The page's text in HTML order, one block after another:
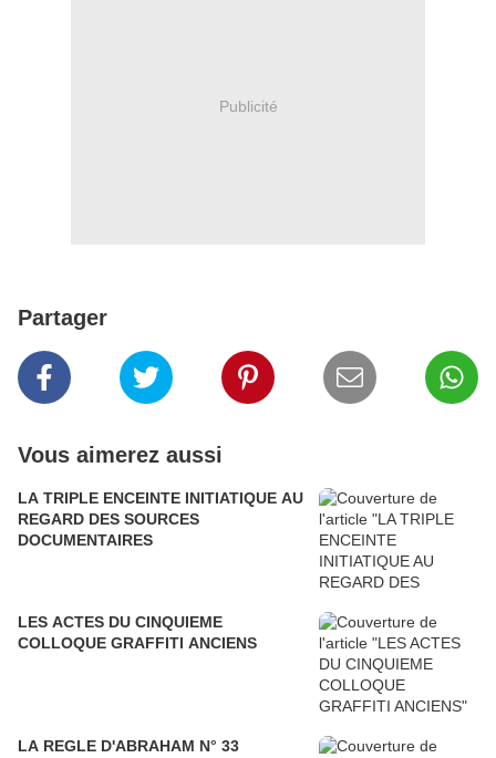
Publicité
Partager
Vous aimerez aussi
LA TRIPLE ENCEINTE INITIATIQUE AU
REGARD DES SOURCES
DOCUMENTAIRES
LES ACTES DU CINQUIEME
COLLOQUE GRAFFITI ANCIENS
LA REGLE D'ABRAHAM N° 33